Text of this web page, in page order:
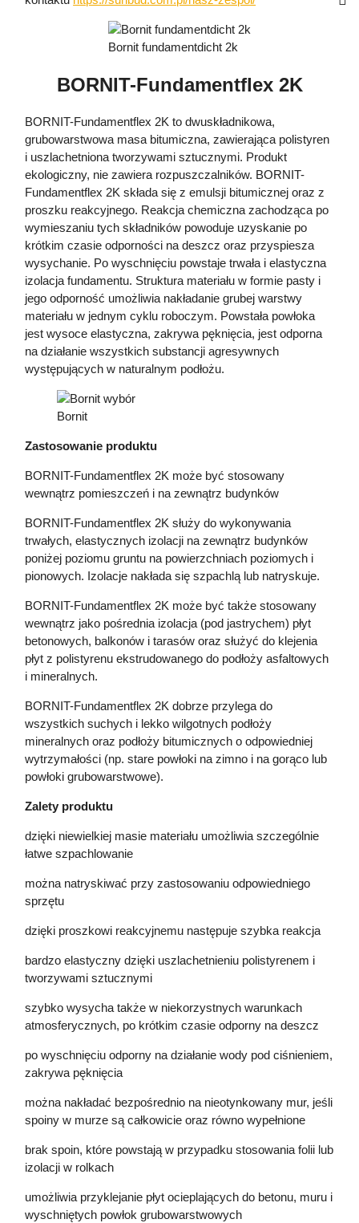
Bornit fundamentdicht 2k
BORNIT-Fundamentflex 2K
BORNIT-Fundamentflex 2K to dwuskładnikowa,
grubowarstwowa masa bitumiczna, zawierająca polistyren
i uszlachetniona tworzywami sztucznymi. Produkt
ekologiczny, nie zawiera rozpuszczalników. BORNIT-
Fundamentflex 2K składa się z emulsji bitumicznej oraz z
proszku reakcyjnego. Reakcja chemiczna zachodząca po
wymieszaniu tych składników powoduje uzyskanie po
krótkim czasie odporności na deszcz oraz przyspiesza
wysychanie. Po wyschnięciu powstaje trwała i elastyczna
izolacja fundamentu. Struktura materiału w formie pasty i
jego odporność umożliwia nakładanie grubej warstwy
materiału w jednym cyklu roboczym. Powstała powłoka
jest wysoce elastyczna, zakrywa pęknięcia, jest odporna
na działanie wszystkich substancji agresywnych
występujących w naturalnym podłożu.
Bornit
Zastosowanie produktu
BORNIT-Fundamentflex 2K może być stosowany
wewnątrz pomieszczeń i na zewnątrz budynków
BORNIT-Fundamentflex 2K służy do wykonywania
trwałych, elastycznych izolacji na zewnątrz budynków
poniżej poziomu gruntu na powierzchniach poziomych i
pionowych. Izolacje nakłada się szpachlą lub natryskuje.
BORNIT-Fundamentflex 2K może być także stosowany
wewnątrz jako pośrednia izolacja (pod jastrychem) płyt
betonowych, balkonów i tarasów oraz służyć do klejenia
płyt z polistyrenu ekstrudowanego do podłoży asfaltowych
i mineralnych.
BORNIT-Fundamentflex 2K dobrze przylega do
wszystkich suchych i lekko wilgotnych podłoży
mineralnych oraz podłoży bitumicznych o odpowiedniej
wytrzymałości (np. stare powłoki na zimno i na gorąco lub
powłoki grubowarstwowe).
Zalety produktu
dzięki niewielkiej masie materiału umożliwia szczególnie
łatwe szpachlowanie
można natryskiwać przy zastosowaniu odpowiedniego
sprzętu
dzięki proszkowi reakcyjnemu następuje szybka reakcja
bardzo elastyczny dzięki uszlachetnieniu polistyrenem i
tworzywami sztucznymi
szybko wysycha także w niekorzystnych warunkach
atmosferycznych, po krótkim czasie odporny na deszcz
po wyschnięciu odporny na działanie wody pod ciśnieniem,
zakrywa pęknięcia
można nakładać bezpośrednio na nieotynkowany mur, jeśli
spoiny w murze są całkowicie oraz równo wypełnione
brak spoin, które powstają w przypadku stosowania folii lub
izolacji w rolkach
umożliwia przyklejanie płyt ocieplających do betonu, muru i
wyschniętych powłok grubowarstwowych